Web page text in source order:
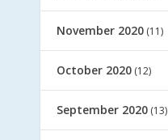
November 2020 (11)
October 2020 (12)
September 2020 (13)